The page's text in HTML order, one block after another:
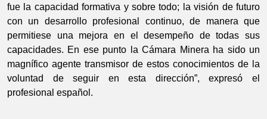
fue la capacidad formativa y sobre todo; la visión de futuro
con un desarrollo profesional continuo, de manera que
permitiese una mejora en el desempeño de todas sus
capacidades. En ese punto la Cámara Minera ha sido un
magnífico agente transmisor de estos conocimientos de la
voluntad de seguir en esta dirección”, expresó el
profesional español.